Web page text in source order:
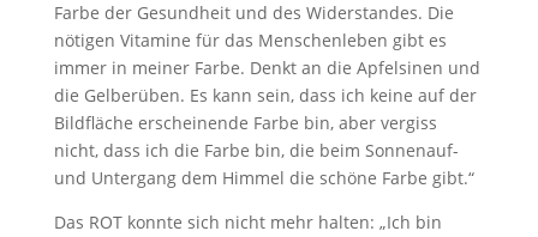
Farbe der Gesundheit und des Widerstandes. Die
nötigen Vitamine für das Menschenleben gibt es
immer in meiner Farbe. Denkt an die Apfelsinen und
die Gelberüben. Es kann sein, dass ich keine auf der
Bildfläche erscheinende Farbe bin, aber vergiss
nicht, dass ich die Farbe bin, die beim Sonnenauf-
und Untergang dem Himmel die schöne Farbe gibt.“
Das ROT konnte sich nicht mehr halten: „Ich bin